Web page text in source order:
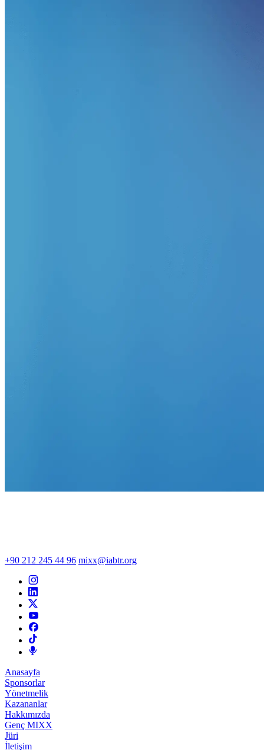
+90 212 245 44 96 mixx@iabtr.org
Anasayfa
Sponsorlar
Yönetmelik
Kazananlar
Hakkımızda
Genç MIXX
Jüri
İletişim